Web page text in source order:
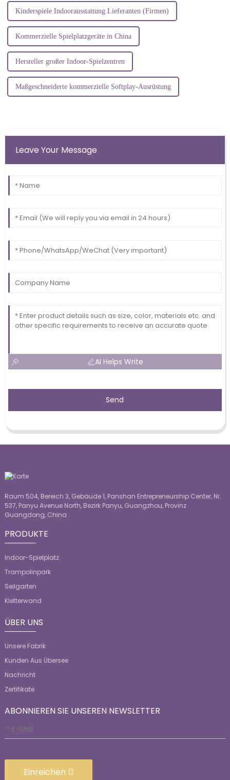
Kinderspiele Indoorausstattung Lieferanten (Firmen)
Kommerzielle Spielplatzgeräte in China
Hersteller großer Indoor-Spielzentren
Maßgeschneiderte kommerzielle Softplay-Ausrüstung
Leave Your Message
AI Helps Write
Send
Raum 504, Bereich 3, Gebäude 1, Panshan Entrepreneurship Center, Nr.
537, Panyu Avenue North, Bezirk Panyu, Guangzhou, Provinz
Guangdong, China
PRODUKTE
Indoor-Spielplatz
Trampolinpark
Seilgarten
Kletterwand
ÜBER UNS
Unsere Fabrik
Kunden Aus Übersee
Nachricht
Zertifikate
ABONNIEREN SIE UNSEREN NEWSLETTER
Einreichen